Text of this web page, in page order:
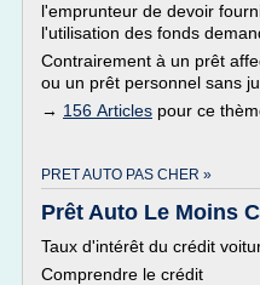
l'emprunteur de devoir
l'utilisation des fonds
Contrairement à un prêt
ou un prêt personnel sans
→ 156 Articles pour ce
PRET AUTO PAS CHER »
Prêt Auto Le Moins
Taux d'intérêt du crédit
Comprendre le crédit